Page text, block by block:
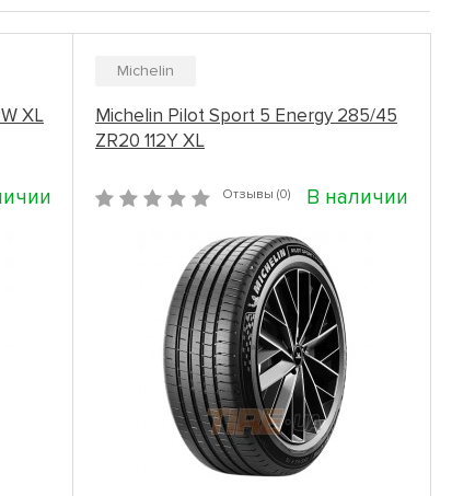
XL
Michelin
Michelin Pilot Sport 5 Energy 285/45
ZR20 112Y XL
Отзывы (0) В наличии